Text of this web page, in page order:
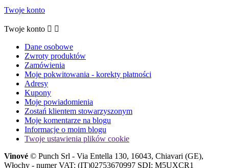
Twoje konto
Twoje konto  
Dane osobowe
Zwroty produktów
Zamówienia
Moje pokwitowania - korekty płatności
Adresy
Kupony
Moje powiadomienia
Zostań klientem stowarzyszonym
Moje komentarze na blogu
Informacje o moim blogu
Twoje ustawienia plików cookie
Vinové © Punch Srl - Via Entella 130, 16043, Chiavari (GE),
Włochy - numer VAT: (IT)02753670997 SDI: M5UXCR1